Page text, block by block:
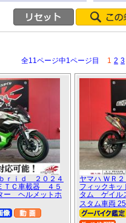
全11ページ中1ページ目 1 2 3
ｒｉｄ ２０２４
Ｃ車載器 ４５
ー ヘルメットホ
ヤマハ ＷＲ
フィックキ
タム ゲイル
スタム車両